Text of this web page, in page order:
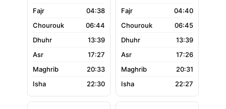
04:38
06:44
13:39
17:27
20:33
22:30
04:40
06:45
13:39
17:26
20:31
22:27